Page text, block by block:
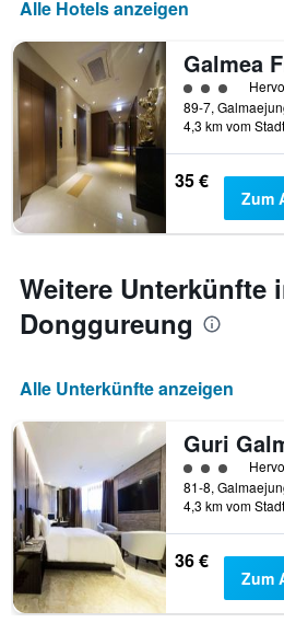
Alle Hotels anzeigen
4,3 km vom
35 €
Zum
Weitere Unterkünfte
Donggureung
Alle Unterkünfte anzeigen
4,3 km vom
36 €
Zum